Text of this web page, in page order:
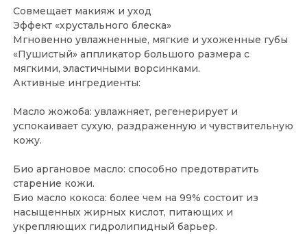
Совмещает макияж и уход
Эффект «хрустального блеска»
Мгновенно увлажненные, мягкие и ухоженные губы
«Пушистый» аппликатор большого размера с
мягкими, эластичными ворсинками.
Активные ингредиенты:
Масло жожоба: увлажняет, регенерирует и
успокаивает сухую, раздраженную и чувствительную
кожу.
Био аргановое масло: способно предотвратить
старение кожи.
Био масло кокоса: более чем на 99% состоит из
насыщенных жирных кислот, питающих и
укрепляющих гидролипидный барьер.